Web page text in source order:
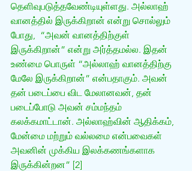
தெளிவுபடுத்தவேண்டியுள்ளது. அல்லாஹ்
வானத்தில் இருக்கிறான் என்று சொல்லும்
போது,  “அவன் வானத்திற்குள்
இருக்கிறான்” என்று அர்த்தமல்ல. இதன்
உண்மை பொருள் “அல்லாஹ் வானத்திற்கு
மேலே இருக்கிறான்” என்பதாகும். அவன்
தன் படைப்பை விட மேலானவன், தன்
படைப்போடு அவன் சம்மந்தம்
கலக்கமாட்டான். அல்லாஹ்வின் ஆதிக்கம்,
மேன்மை மற்றும் வல்லமை என்பவைகள்
அவனின் முக்கிய இலக்கணங்களாக
இருக்கின்றன” [2]